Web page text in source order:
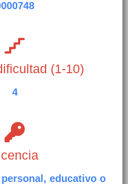
(1-10)
4
educativo o